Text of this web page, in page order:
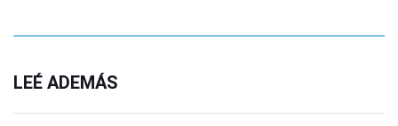
LEÉ ADEMÁS